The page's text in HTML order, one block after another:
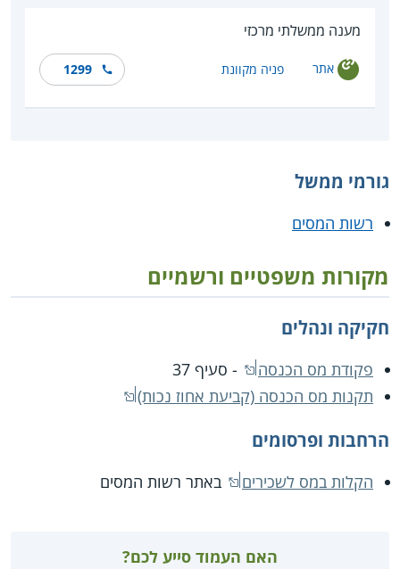
מענה ממשלתי מרכזי
אתר פניה מקוונת 1299
גורמי ממשל
רשות המסים
מקורות משפטיים ורשמיים
חקיקה ונהלים
פקודת מס הכנסה
- סעיף 37
תקנות מס הכנסה (קביעת אחוז נכות)
הרחבות ופרסומים
הקלות במס לשכירים באתר רשות המסים
האם העמוד סייע לכם?